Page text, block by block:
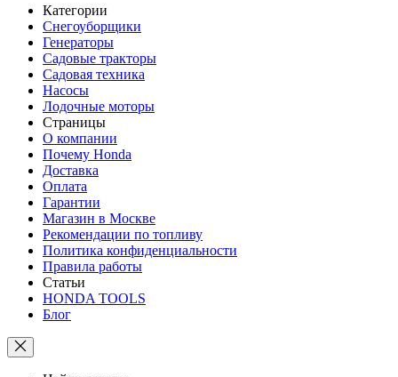
Категории
Снегоуборщики
Генераторы
Садовые тракторы
Садовая техника
Насосы
Лодочные моторы
Страницы
О компании
Почему Honda
Доставка
Оплата
Гарантии
Магазин в Москве
Рекомендации по топливу
Политика конфиденциальности
Правила работы
Статьи
HONDA TOOLS
Блог